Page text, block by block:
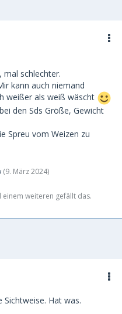
mal schlechter.
kann auch niemand
weißer als weiß wäscht
den Sds Größe, Gewicht
Spreu vom Weizen zu
(9. März 2024)
einem weiteren gefällt das.
Hat was.